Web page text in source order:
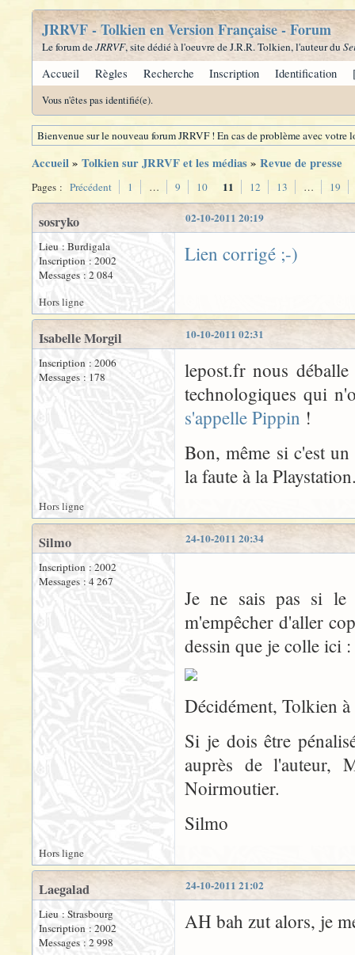
JRRVF - Tolkien en Version Française - Forum
Le forum deJRRVF, site dédié à l'oeuvre de J.R.R. Tolkien, l'auteur du
Accueil Règles Recherche Inscription Identification
Vous n'êtes pas identifié(e).
Bienvenue sur le nouveau forum JRRVF ! En cas de problème avec
Accueil» Tolkien sur JRRVF et les médias» Revue de presse
Pages : Précédent 1 … 9 10 11 12 13 … 19
02-10-2011 20:19
sosryko
Lieu : Burdigala
Inscription : 2002
Messages : 2 084
Lien corrigé ;-)
Hors ligne
10-10-2011 02:31
Isabelle Morgil
Inscription : 2006
Messages : 178
lepost.fr nous
technologiques qui
s'appelle Pippin !
Bon, même si c'est
la faute à la
Hors ligne
24-10-2011 20:34
Silmo
Inscription : 2002
Messages : 4 267
Je ne sais pas si le
m'empêcher d'aller
dessin que je colle ici :
Décidément, Tolkien
Si je dois être
auprès de l'auteur,
Noirmoutier.
Silmo
Hors ligne
24-10-2011 21:02
Laegalad
Lieu : Strasbourg
Inscription : 2002
Messages : 2 998
AH bah zut alors, je